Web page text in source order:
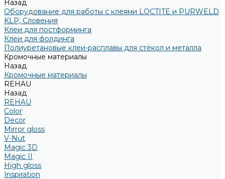
Назад
Оборудование для работы с клеями LOCTITE и PURWELD
KLP, Словения
Клеи для постформинга
Клеи для фолдинга
Полиуретановые клеи-расплавы для стёкол и металла
Кромочные материалы
Назад
Кромочные материалы
REHAU
Назад
REHAU
Color
Decor
Mirror gloss
V-Nut
Magic 3D
Magic II
High gloss
Inspiration